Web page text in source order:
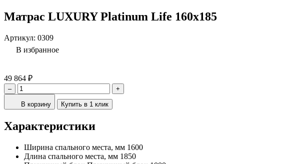
Матрас LUXURY Platinum Life 160x185
Артикул: 0309
В избранное
49 864 ₽
– +
В корзину Купить в 1 клик
Характеристики
Ширина спального места, мм 1600
Длина спального места, мм 1850